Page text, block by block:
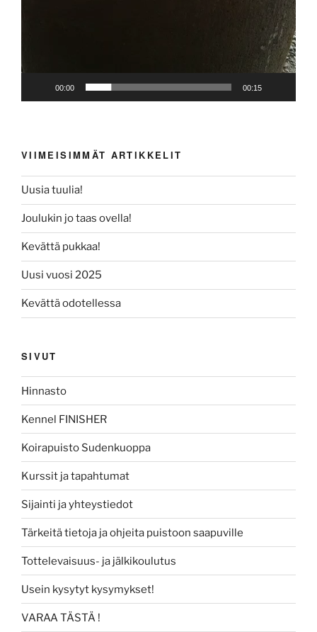
00:00 00:15
VIIMEISIMMÄT ARTIKKELIT
Uusia tuulia!
Joulukin jo taas ovella!
Kevättä pukkaa!
Uusi vuosi 2025
Kevättä odotellessa
SIVUT
Hinnasto
Kennel FINISHER
Koirapuisto Sudenkuoppa
Kurssit ja tapahtumat
Sijainti ja yhteystiedot
Tärkeitä tietoja ja ohjeita puistoon saapuville
Tottelevaisuus- ja jälkikoulutus
Usein kysytyt kysymykset!
VARAA TÄSTÄ !